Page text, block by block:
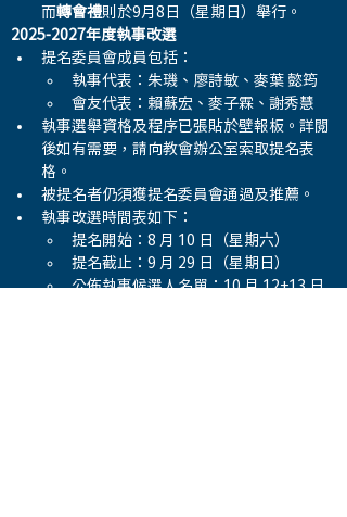
而轉會禮則於9月8日（星期日）舉行。
2025-2027年度執事改選
提名委員會成員包括：
執事代表：朱璣、廖詩敏、麥葉 懿筠
會友代表：賴蘇宏、麥子霖、謝秀慧
執事選舉資格及程序已張貼於壁報板。詳閱
後如有需要，請向教會辦公室索取提名表
格。
被提名者仍須獲提名委員會通過及推薦。
執事改選時間表如下：
提名開始：8 月 10 日（星期六）
提名截止：9 月 29 日（星期日）
公佈執事候選人名單：10 月 12+13 日